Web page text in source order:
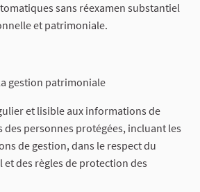
sans réexamen substantiel
et patrimoniale.
gestion patrimoniale
et lisible aux informations de
des personnes protégées, incluant les
de gestion, dans le respect du
des règles de protection des